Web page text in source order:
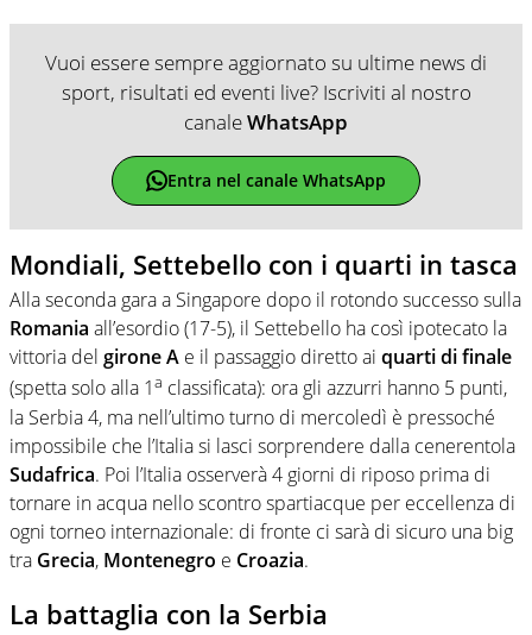
Vuoi essere sempre aggiornato su ultime news di
sport, risultati ed eventi live? Iscriviti al nostro
canaleWhatsApp
Entra nel canale WhatsApp
Mondiali, Settebello con i quarti in tasca
Alla seconda gara a Singapore dopo il rotondo successo sulla
Romania all’esordio (17-5), il Settebello ha così ipotecato la
vittoria del girone A e il passaggio diretto ai quarti di finale
(spetta solo alla 1a classificata): ora gli azzurri hanno 5 punti,
la Serbia 4, ma nell’ultimo turno di mercoledì è pressoché
impossibile che l’Italia si lasci sorprendere dalla cenerentola
Sudafrica. Poi l’Italia osserverà 4 giorni di riposo prima di
tornare in acqua nello scontro spartiacque per eccellenza di
ogni torneo internazionale: di fronte ci sarà di sicuro una big
tra Grecia, Montenegro e Croazia.
La battaglia con la Serbia